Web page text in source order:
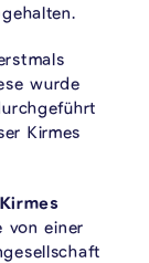
wurde
Kirmes
von einer